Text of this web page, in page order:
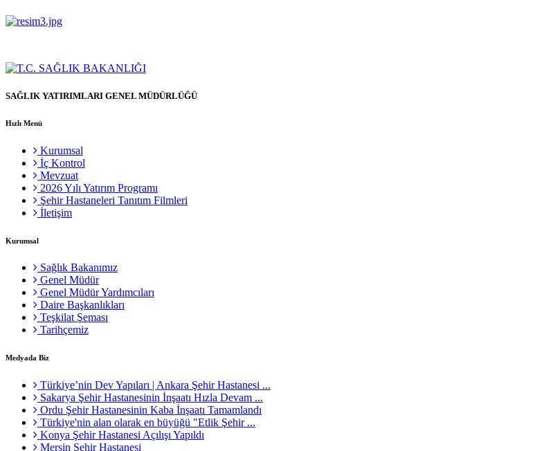
SAĞLIK YATIRIMLARI GENEL MÜDÜRLÜĞÜ
Hızlı Menü
Kurumsal
İç Kontrol
Mevzuat
2026 Yılı Yatırım Programı
Şehir Hastaneleri Tanıtım Filmleri
İletişim
Kurumsal
Sağlık Bakanımız
Genel Müdür
Genel Müdür Yardımcıları
Daire Başkanlıkları
Teşkilat Şeması
Tarihçemiz
Medyada Biz
Türkiye’nin Dev Yapıları | Ankara Şehir Hastanesi ...
Sakarya Şehir Hastanesinin İnşaatı Hızla Devam ...
Ordu Şehir Hastanesinin Kaba İnşaatı Tamamlandı
Türkiye'nin alan olarak en büyüğü "Etlik Şehir ...
Konya Şehir Hastanesi Açılışı Yapıldı
Mersin Şehir Hastanesi